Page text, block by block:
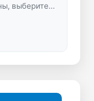
выберите
и удобно.
поиске